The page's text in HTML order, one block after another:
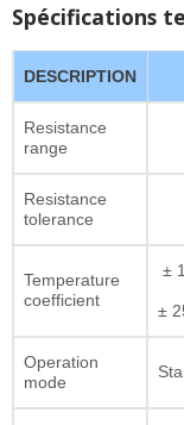
Spécifications
DESCRIPTION
Resistance
range
Resistance
tolerance
Temperature
coefficient
±
±
Operation
mode